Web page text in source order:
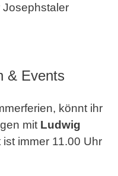
Josephstaler
& Events
könnt ihr
mit Ludwig
immer 11.00 Uhr